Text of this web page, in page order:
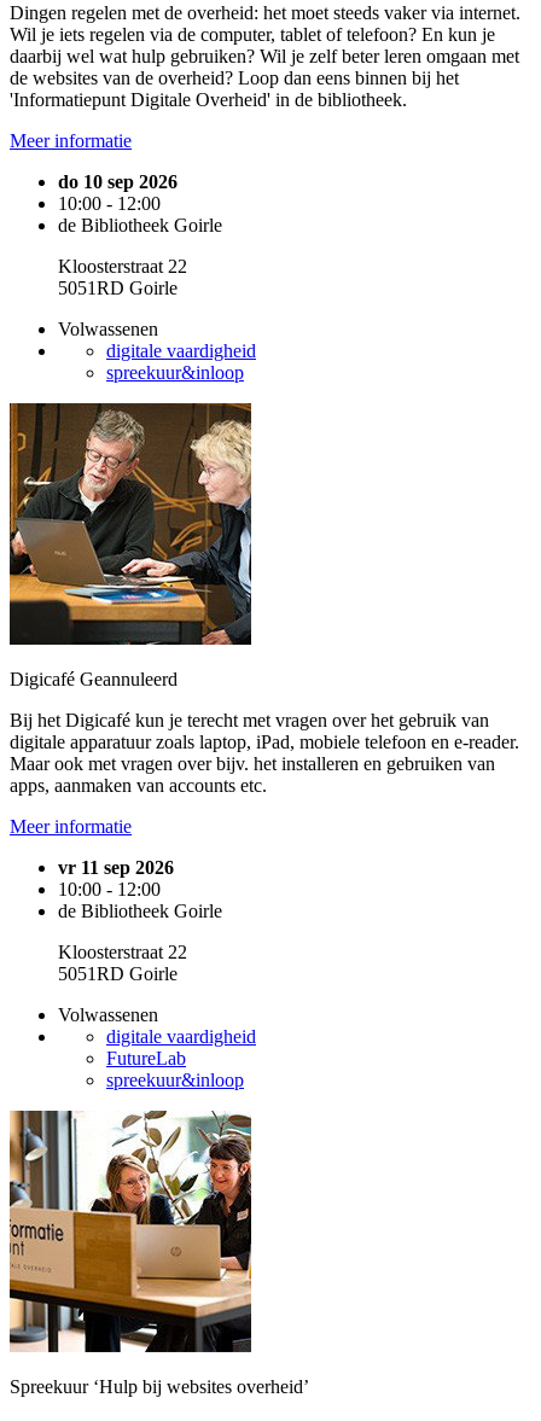
Dingen regelen met de overheid: het moet steeds vaker via internet.
Wil je iets regelen via de computer, tablet of telefoon? En kun je
daarbij wel wat hulp gebruiken? Wil je zelf beter leren omgaan met
de websites van de overheid? Loop dan eens binnen bij het
'Informatiepunt Digitale Overheid' in de bibliotheek.
Meer informatie
do 10 sep 2026
10:00 - 12:00
de Bibliotheek Goirle
Kloosterstraat 22
5051RD Goirle
Volwassenen
digitale vaardigheid
spreekuur&inloop
Digicafé Geannuleerd
Bij het Digicafé kun je terecht met vragen over het gebruik van
digitale apparatuur zoals laptop, iPad, mobiele telefoon en e-reader.
Maar ook met vragen over bijv. het installeren en gebruiken van
apps, aanmaken van accounts etc.
Meer informatie
vr 11 sep 2026
10:00 - 12:00
de Bibliotheek Goirle
Kloosterstraat 22
5051RD Goirle
Volwassenen
digitale vaardigheid
FutureLab
spreekuur&inloop
Spreekuur ‘Hulp bij websites overheid’